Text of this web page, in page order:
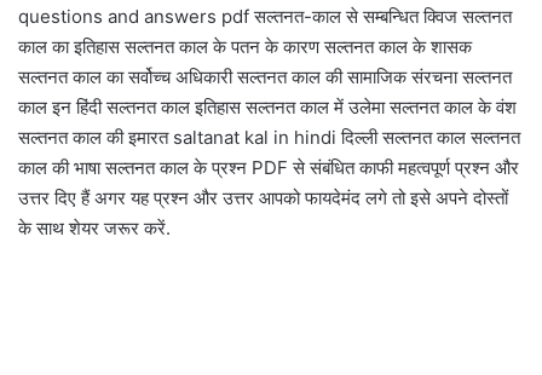
questions and answers pdf सल्तनत-काल से सम्बन्धित क्विज सल्तनत
काल का इतिहास सल्तनत काल के पतन के कारण सल्तनत काल के शासक
सल्तनत काल का सर्वोच्च अधिकारी सल्तनत काल की सामाजिक संरचना सल्तनत
काल इन हिंदी सल्तनत काल इतिहास सल्तनत काल में उलेमा सल्तनत काल के वंश
सल्तनत काल की इमारत saltanat kal in hindi दिल्ली सल्तनत काल सल्तनत
काल की भाषा सल्तनत काल के प्रश्न PDF से संबंधित काफी महत्वपूर्ण प्रश्न और
उत्तर दिए हैं अगर यह प्रश्न और उत्तर आपको फायदेमंद लगे तो इसे अपने दोस्तों
के साथ शेयर जरूर करें.